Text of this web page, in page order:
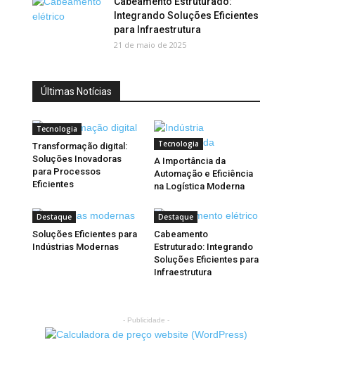
Integrando Soluções Eficientes
para Infraestrutura
21 de maio de 2025
Últimas Notícias
Tecnologia
Transformação digital:
Soluções Inovadoras
para Processos
Eficientes
Tecnologia
A Importância da
Automação e Eficiência
na Logística Moderna
Destaque
Soluções Eficientes para
Indústrias Modernas
Destaque
Cabeamento
Estruturado: Integrando
Soluções Eficientes para
Infraestrutura
- Publicidade -